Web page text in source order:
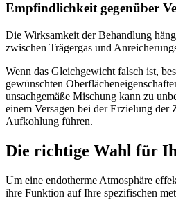
Empfindlichkeit gegenüber
Die Wirksamkeit der Behandlung
zwischen Trägergas und
Wenn das Gleichgewicht falsch ist,
gewünschten
unsachgemäße Mischung kann zu
einem Versagen bei der Erzielung der
Aufkohlung führen.
Die richtige Wahl für
Um eine endotherme Atmosphäre
ihre Funktion auf Ihre spezifischen